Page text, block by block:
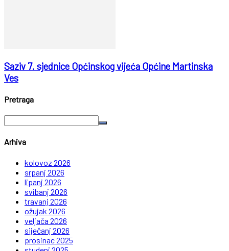
Saziv 7. sjednice Općinskog vijeća Općine Martinska
Ves
Pretraga
Arhiva
kolovoz 2026
srpanj 2026
lipanj 2026
svibanj 2026
travanj 2026
ožujak 2026
veljača 2026
siječanj 2026
prosinac 2025